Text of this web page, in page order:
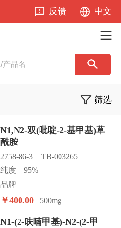
反馈 中文
筛选
N1,N2-双(吡啶-2-基甲基)草
酰胺
2758-86-3
TB-003265
纯度：95%+
品牌：
￥400.00 500mg
N1-(2-呋喃甲基)-N2-(2-甲